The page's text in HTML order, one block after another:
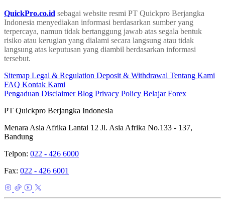
QuickPro.co.id sebagai website resmi PT Quickpro Berjangka
Indonesia menyediakan informasi berdasarkan sumber yang
terpercaya, namun tidak bertanggung jawab atas segala bentuk
risiko atau kerugian yang dialami secara langsung atau tidak
langsung atas keputusan yang diambil berdasarkan informasi
tersebut.
Sitemap Legal & Regulation Deposit & Withdrawal Tentang Kami
FAQ Kontak Kami
Pengaduan DisclaimerBlog Privacy Policy Belajar Forex
PT Quickpro Berjangka Indonesia
Menara Asia Afrika Lantai 12 Jl. Asia Afrika No.133 - 137,
Bandung
Telpon: 022 - 426 6000
Fax: 022 - 426 6001